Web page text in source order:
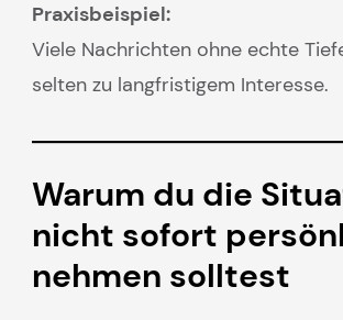
Praxisbeispiel:
Viele Nachrichten ohne echte
selten zu langfristigem Interesse.
Warum du die
nicht sofort
nehmen solltest